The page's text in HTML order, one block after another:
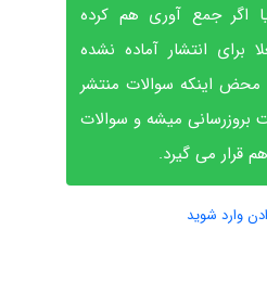
اگر جمع آوری هم کرده
برای انتشار آماده نشده
اینکه سوالات منتشر
میشه و سوالات
وارد شوید